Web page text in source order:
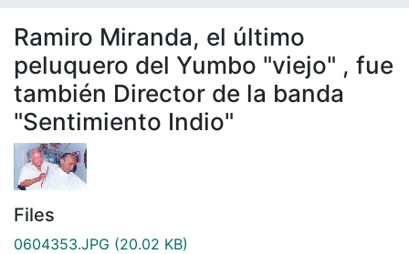
Ramiro Miranda, el último
peluquero del Yumbo "viejo" , fue
también Director de la banda
"Sentimiento Indio"
Files
0604353.JPG (20.02 KB)